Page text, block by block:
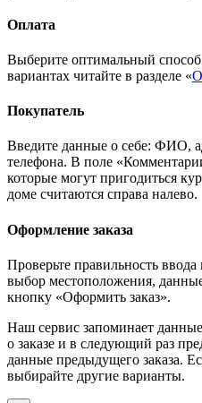
Оплата
Выберите оптимальный
вариантах читайте в разделе «
Покупатель
Введите данные о себе: ФИО,
телефона. В поле
которые могут пригодиться
доме считаются справа налево.
Оформление заказа
Проверьте правильность
выбор местоположения,
кнопку «Оформить заказ».
Наш сервис запоминает
о заказе и в следующий раз
данные предыдущего заказа.
выбирайте другие варианты.